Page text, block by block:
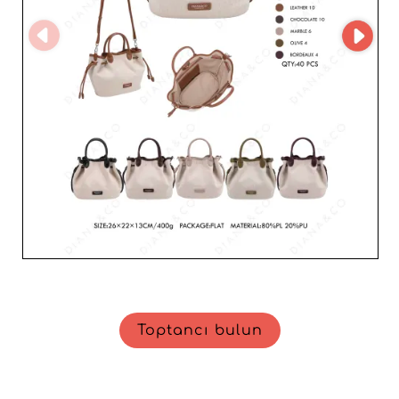
Toptancı bulun